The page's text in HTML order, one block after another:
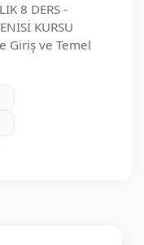
8 DERS -
KURSU
Giriş ve Temel